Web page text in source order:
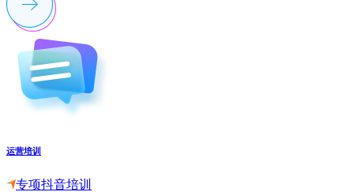
运营培训
专项抖音培训